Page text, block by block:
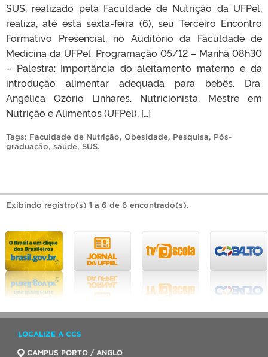
SUS, realizado pela Faculdade de Nutrição da UFPel,
realiza, até esta sexta-feira (6), seu Terceiro Encontro
Formativo Presencial, no Auditório da Faculdade de
Medicina da UFPel. Programação 05/12 – Manhã 08h30
– Palestra: Importância do aleitamento materno e da
introdução alimentar adequada para bebês. Dra.
Angélica Ozório Linhares. Nutricionista, Mestre em
Nutrição e Alimentos (UFPel), […]
Tags: Faculdade de Nutrição, Obesidade, Pesquisa, Pós-
graduação, saúde, SUS.
Exibindo registro(s) 1 a 6 de 6 encontrado(s).
LOCALIZE A CCS
CAMPUS PORTO / ANGLO